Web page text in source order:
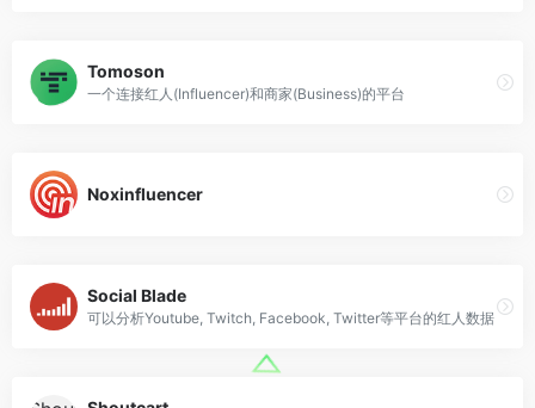
Tomoson
一个连接红人(Influencer)和商家(Business)的平台
Noxinfluencer
Social Blade
可以分析Youtube, Twitch, Facebook, Twitter等平台的红人数据